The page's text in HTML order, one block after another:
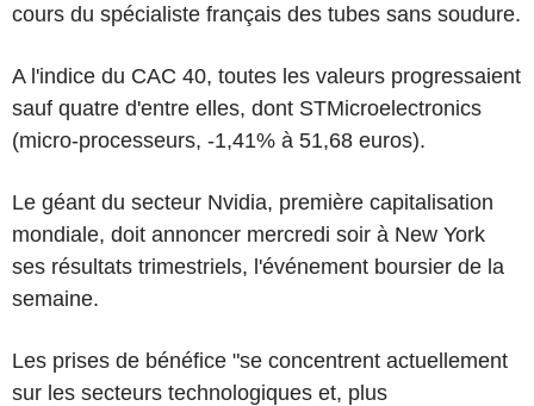
cours du spécialiste français des tubes sans soudure.
A l'indice du CAC 40, toutes les valeurs progressaient
sauf quatre d'entre elles, dont STMicroelectronics
(micro-processeurs, -1,41% à 51,68 euros).
Le géant du secteur Nvidia, première capitalisation
mondiale, doit annoncer mercredi soir à New York
ses résultats trimestriels, l'événement boursier de la
semaine.
Les prises de bénéfice "se concentrent actuellement
sur les secteurs technologiques et, plus